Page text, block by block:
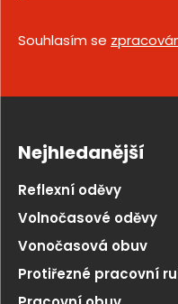
Souhlasím se
Nejhledanější
Reflexní oděvy
Volnočasové oděvy
Vonočasová obuv
Protiřezné pracovní